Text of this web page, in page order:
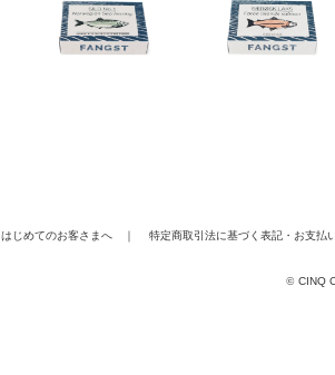
はじめてのお客さまへ ｜ 特定商取引法に基づく表記 ・ お支払
© CINQ